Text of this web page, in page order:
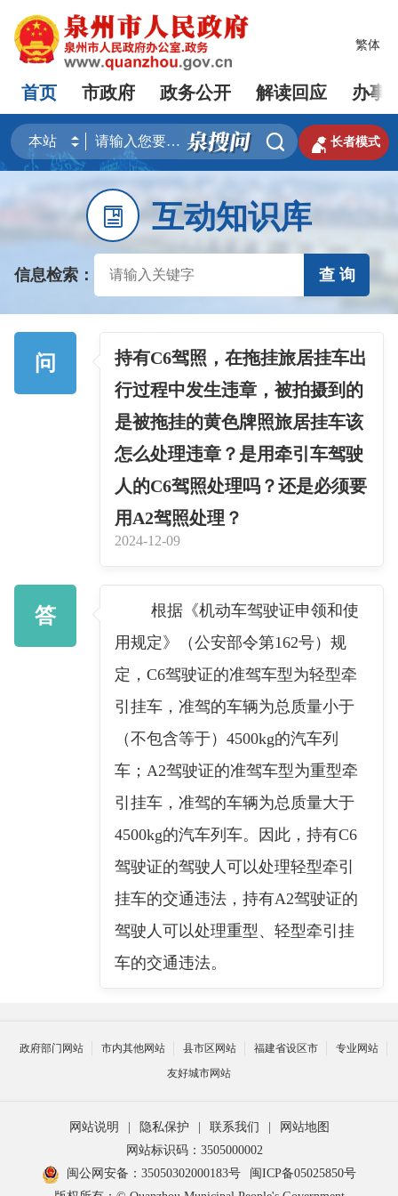
繁体
首页 市政府 政务公开 解读回应 办事
  长者模式
 互动知识库
信息检索： 查 询
问
持有C6驾照，在拖挂旅居挂车出
行过程中发生违章，被拍摄到的
是被拖挂的黄色牌照旅居挂车该
怎么处理违章？是用牵引车驾驶
人的C6驾照处理吗？还是必须要
用A2驾照处理？
2024-12-09
答
根据《机动车驾驶证申领和使
用规定》（公安部令第162号）规
定，C6驾驶证的准驾车型为轻型牵
引挂车，准驾的车辆为总质量小于
（不包含等于）4500kg的汽车列
车；A2驾驶证的准驾车型为重型牵
引挂车，准驾的车辆为总质量大于
4500kg的汽车列车。因此，持有C6
驾驶证的驾驶人可以处理轻型牵引
挂车的交通违法，持有A2驾驶证的
驾驶人可以处理重型、轻型牵引挂
车的交通违法。
政府部门网站 市内其他网站 县市区网站 福建省设区市
专业网站
友好城市网站
网站说明 隐私保护 联系我们
网站地图
网站标识码：3505000002
闽公网安备：35050302000183号
闽ICP备05025850号